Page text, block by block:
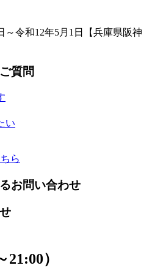
～令和12年5月1日【兵庫県阪神
質問
い
ら
お問い合わせ
21:00）